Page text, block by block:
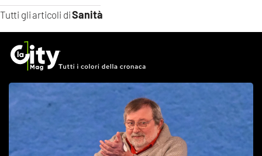
Tutti gli articoli diSanità